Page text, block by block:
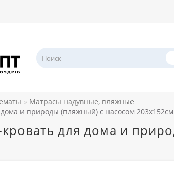
Матрасы надувные, пляжные
и природы (пляжный) с насосом
для дома и